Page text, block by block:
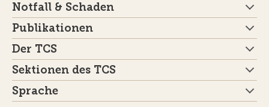
Notfall & Schaden
Publikationen
Der TCS
Sektionen des TCS
Sprache